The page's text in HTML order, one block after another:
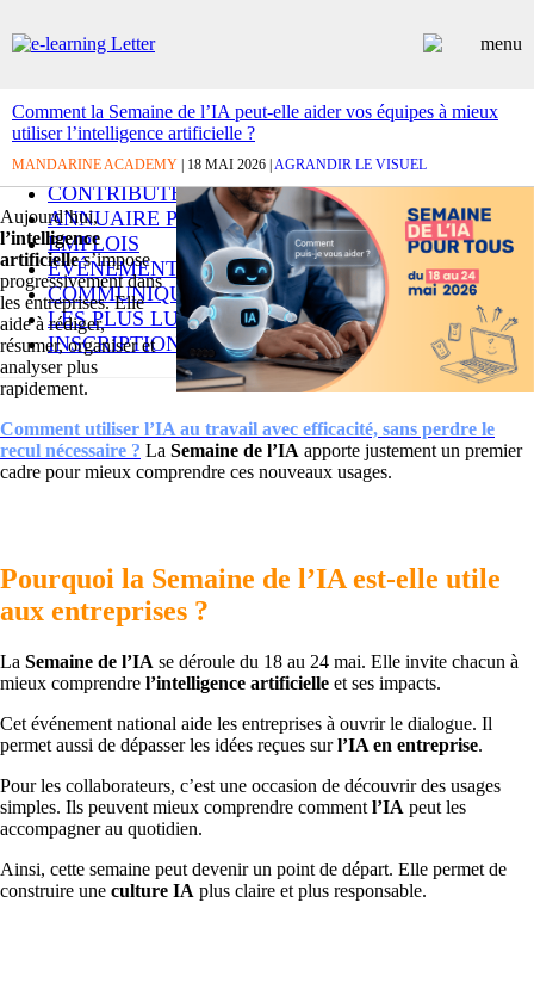
ARTICLES
DOSSIERS
CONTRIBUTEURS
ANNUAIRE PREMIUM
EMPLOIS
ÉVÉNEMENTS
COMMUNIQUÉS
LES PLUS LUS
INSCRIPTION NEWSLETTER
Comment la Semaine de l’IA peut-elle aider vos équipes à mieux
utiliser l’intelligence artificielle ?
MANDARINE ACADEMY | 18 MAI 2026 | AGRANDIR LE VISUEL
Aujourd’hui,
l’intelligence
artificielles’impose
progressivement dans
les entreprises. Elle
aide à rédiger,
résumer, organiser et
analyser plus
rapidement.
Comment utiliser l’IA au travail avec efficacité, sans perdre le
recul nécessaire ? La Semaine de l’IA apporte justement un premier
cadre pour mieux comprendre ces nouveaux usages.
Pourquoi la Semaine de l’IA est-elle utile
aux entreprises ?
La Semaine de l’IA se déroule du 18 au 24 mai. Elle invite chacun à
mieux comprendre l’intelligence artificielle et ses impacts.
Cet événement national aide les entreprises à ouvrir le dialogue. Il
permet aussi de dépasser les idées reçues surl’IA en entreprise.
Pour les collaborateurs, c’est une occasion de découvrir des usages
simples. Ils peuvent mieux comprendre comment l’IA peut les
accompagner au quotidien.
Ainsi, cette semaine peut devenir un point de départ. Elle permet de
construire une culture IA plus claire et plus responsable.